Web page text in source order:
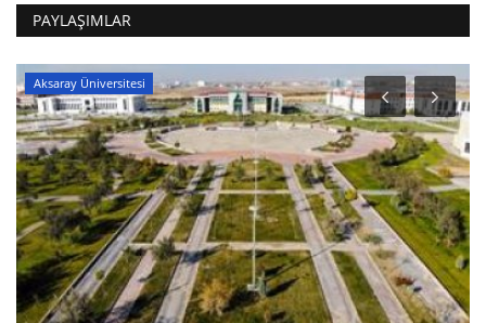
PAYLAŞIMLAR
Aksaray Üniversitesi